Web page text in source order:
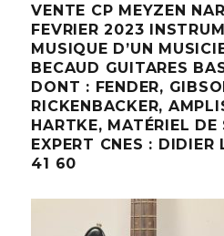
VENTE CP MEYZEN
FEVRIER 2023
MUSIQUE D’UN
BECAUD GUITARES
DONT : FENDER,
RICKENBACKER,
HARTKE, MATÉRIEL
EXPERT CNES :
41 60